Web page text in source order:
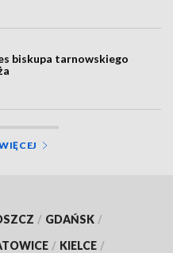
biskupa tarnowskiego
/ GDAŃSK /
/ KIELCE /